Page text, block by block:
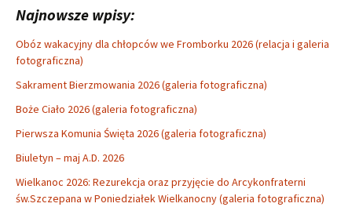
Najnowsze wpisy:
Obóz wakacyjny dla chłopców we Fromborku 2026 (relacja i galeria
fotograficzna)
Sakrament Bierzmowania 2026 (galeria fotograficzna)
Boże Ciało 2026 (galeria fotograficzna)
Pierwsza Komunia Święta 2026 (galeria fotograficzna)
Biuletyn – maj A.D. 2026
Wielkanoc 2026: Rezurekcja oraz przyjęcie do Arcykonfraterni
św.Szczepana w Poniedziałek Wielkanocny (galeria fotograficzna)